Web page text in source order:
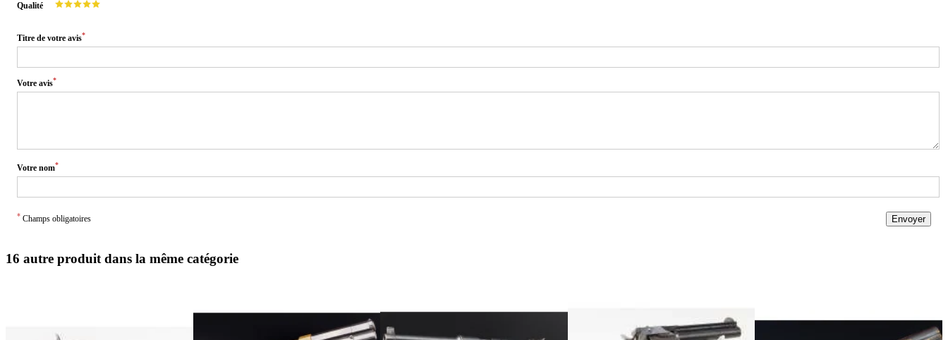
Qualité
Titre de votre avis*
Votre avis*
Votre nom*
* Champs obligatoires Envoyer
16 autre produit dans la même catégorie